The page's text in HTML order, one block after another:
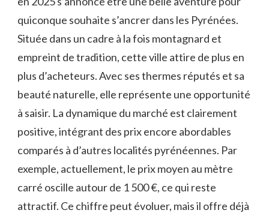
quiconque souhaite s’ancrer dans les Pyrénées.
Située dans un cadre à la fois montagnard et
empreint de tradition, cette ville attire de plus en
plus d’acheteurs. Avec ses thermes réputés et sa
beauté naturelle, elle représente une opportunité
à saisir. La dynamique du marché est clairement
positive, intégrant des prix encore abordables
comparés à d’autres localités pyrénéennes. Par
exemple, actuellement, le prix moyen au mètre
carré oscille autour de 1 500 €, ce qui reste
attractif. Ce chiffre peut évoluer, mais il offre déjà